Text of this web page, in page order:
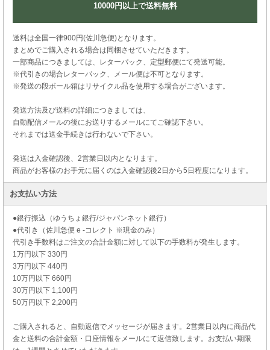
10000円以上で送料無料
送料は全国一律900円(佐川急便)となります。
まとめでご購入される場合は同梱させていただきます。
一部商品につきましては、レターパック、定型郵便にて発送可能。
※代引きの場合レターパック、メール便は不可となります。
※発送の段ボール箱はリサイクル品を使用する場合がございます。
発送方法及び送料の詳細につきましては、
自動配信メールの後にお送りするメールにてご確認下さい。
それまでは送金手続きは行わないで下さい。
発送は入金確認後、2営業日以内となります。
商品がお客様のお手元に届くのは入金確認後2日から5日程度になります。
お支払い方法
●銀行振込（ゆうちょ銀行/ジャパンネット銀行）
●代引き（佐川急便 e -コレクト ※現金のみ）
代引き手数料はご注文の合計金額に対して以下の手数料が発生します。
1万円以下 330円
3万円以下 440円
10万円以下 660円
30万円以下 1,100円
50万円以下 2,200円
ご購入されると、自動返信でメッセージが届きます。2営業日以内に商品代
金と送料の合計金額・口座情報をメールにて返信致します。お支払い期限